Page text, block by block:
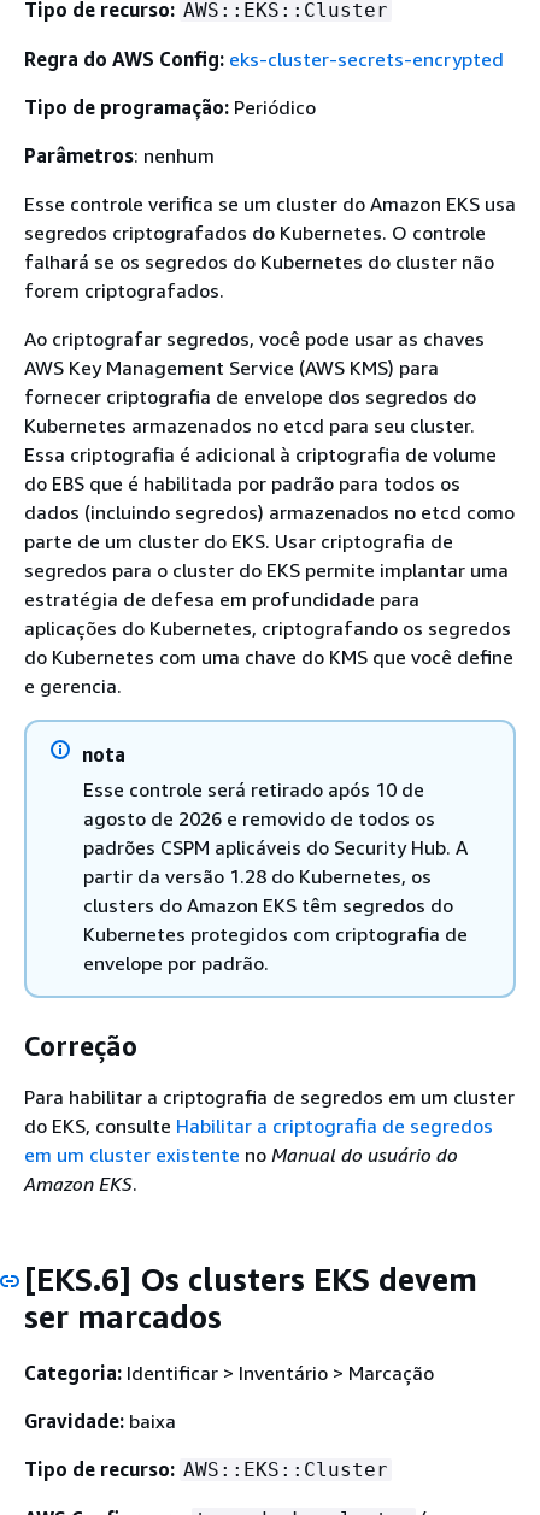
Tipo de recurso: AWS::EKS::Cluster
Regra do AWS Config: eks-cluster-secrets-encrypted
Tipo de programação: Periódico
Parâmetros: nenhum
Esse controle verifica se um cluster do Amazon EKS usa
segredos criptografados do Kubernetes. O controle
falhará se os segredos do Kubernetes do cluster não
forem criptografados.
Ao criptografar segredos, você pode usar as chaves
AWS Key Management Service (AWS KMS) para
fornecer criptografia de envelope dos segredos do
Kubernetes armazenados no etcd para seu cluster.
Essa criptografia é adicional à criptografia de volume
do EBS que é habilitada por padrão para todos os
dados (incluindo segredos) armazenados no etcd como
parte de um cluster do EKS. Usar criptografia de
segredos para o cluster do EKS permite implantar uma
estratégia de defesa em profundidade para
aplicações do Kubernetes, criptografando os segredos
do Kubernetes com uma chave do KMS que você define
e gerencia.
nota
Esse controle será retirado após 10 de
agosto de 2026 e removido de todos os
padrões CSPM aplicáveis do Security Hub. A
partir da versão 1.28 do Kubernetes, os
clusters do Amazon EKS têm segredos do
Kubernetes protegidos com criptografia de
envelope por padrão.
Correção
Para habilitar a criptografia de segredos em um cluster
do EKS, consulte Habilitar a criptografia de segredos
em um cluster existente no Manual do usuário do
Amazon EKS.
[EKS.6] Os clusters EKS devem
ser marcados
Categoria: Identificar > Inventário > Marcação
Gravidade: baixa
Tipo de recurso: AWS::EKS::Cluster